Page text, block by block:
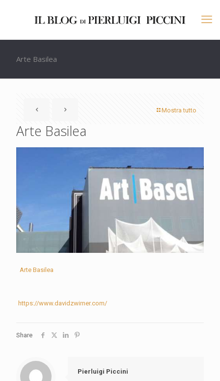
Arte Basilea
Mostra tutto
Arte Basilea
Arte Basilea
https://www.davidzwirner.com/
Share
Pierluigi Piccini